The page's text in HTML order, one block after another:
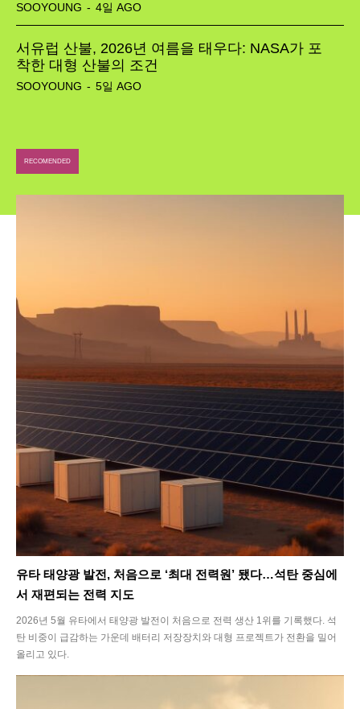
SOOYOUNG - 4일 AGO
서유럽 산불, 2026년 여름을 태우다: NASA가 포
착한 대형 산불의 조건
SOOYOUNG - 5일 AGO
RECOMENDED
유타 태양광 발전, 처음으로 ‘최대 전력원’ 됐다…석탄 중심에
서 재편되는 전력 지도
2026년 5월 유타에서 태양광 발전이 처음으로 전력 생산 1위를 기록했다. 석
탄 비중이 급감하는 가운데 배터리 저장장치와 대형 프로젝트가 전환을 밀어
올리고 있다.